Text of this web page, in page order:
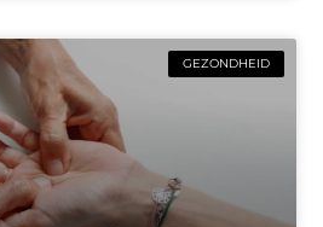
GEZONDHEID